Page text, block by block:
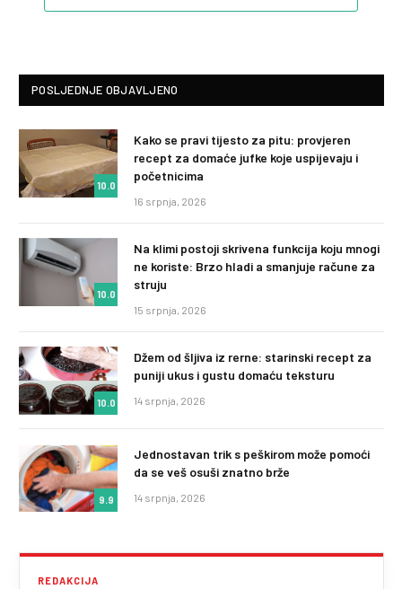
POSLJEDNJE OBJAVLJENO
10.0
Kako se pravi tijesto za pitu: provjeren
recept za domaće jufke koje uspijevaju i
početnicima
16 srpnja, 2026
10.0
Na klimi postoji skrivena funkcija koju mnogi
ne koriste: Brzo hladi a smanjuje račune za
struju
15 srpnja, 2026
10.0
Džem od šljiva iz rerne: starinski recept za
puniji ukus i gustu domaću teksturu
14 srpnja, 2026
9.9
Jednostavan trik s peškirom može pomoći
da se veš osuši znatno brže
14 srpnja, 2026
REDAKCIJA